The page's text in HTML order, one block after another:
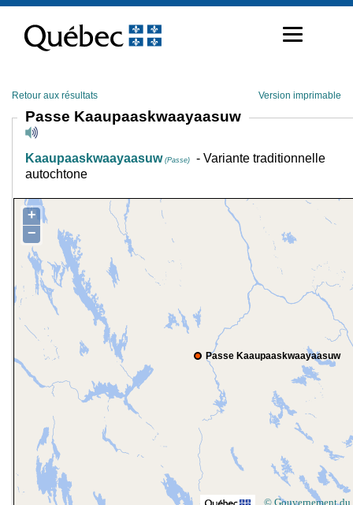
contenu
Retour aux résultats Version imprimable
Passe Kaaupaaskwaayaasuw
Kaaupaaskwaayaasuw (Passe)
- Variante traditionnelle
autochtone
Passe Kaaupaaskwaayaasuw
+
−
© Gouvernement du